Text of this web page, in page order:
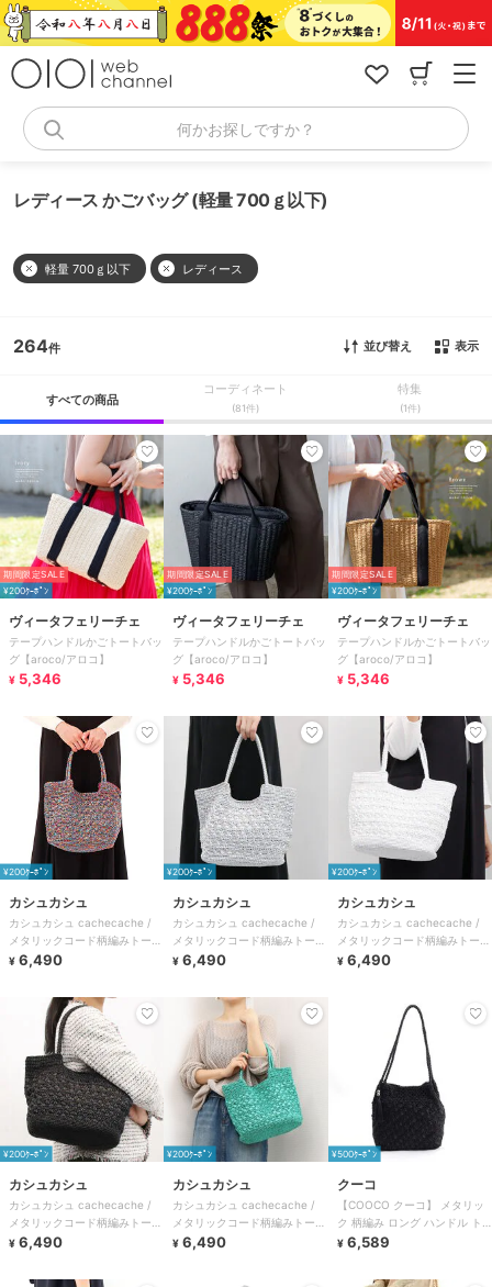
コ
ン
何かお探しですか？
レディース かごバッグ (軽量 700ｇ以下)
軽量 700ｇ以下 レディース
264 並び替え 表示
すべての商品
コーディネート
(81件)
特集
(1件)
期間限定SALE
¥200ｸｰﾎﾟﾝ
ヴィータフェリーチェ
テープハンドルかごトートバッ
グ【aroco/アロコ】
¥ 5,346
期間限定SALE
¥200ｸｰﾎﾟﾝ
ヴィータフェリーチェ
テープハンドルかごトートバッ
グ【aroco/アロコ】
¥ 5,346
期間限定SALE
¥200ｸｰﾎﾟﾝ
ヴィータフェリーチェ
テープハンドルかごトートバッ
グ【aroco/アロコ】
¥ 5,346
¥200ｸｰﾎﾟﾝ
カシュカシュ
カシュカシュ cachecache /
メタリックコード柄編みトート
バッグ
¥ 6,490
¥200ｸｰﾎﾟﾝ
カシュカシュ
カシュカシュ cachecache /
メタリックコード柄編みトート
バッグ
¥ 6,490
¥200ｸｰﾎﾟﾝ
カシュカシュ
カシュカシュ cachecache /
メタリックコード柄編みトート
バッグ
¥ 6,490
¥200ｸｰﾎﾟﾝ
カシュカシュ
カシュカシュ cachecache /
メタリックコード柄編みトート
バッグ
¥ 6,490
¥200ｸｰﾎﾟﾝ
カシュカシュ
カシュカシュ cachecache /
メタリックコード柄編みトート
バッグ
¥ 6,490
¥500ｸｰﾎﾟﾝ
クーコ
【COOCO クーコ】 メタリッ
ク 柄編み ロング ハンドル ト
ートバッグ かごバッグ
¥ 6,589